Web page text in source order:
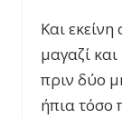
Και
μαγαζί
πριν δύο
ήπια τόσο